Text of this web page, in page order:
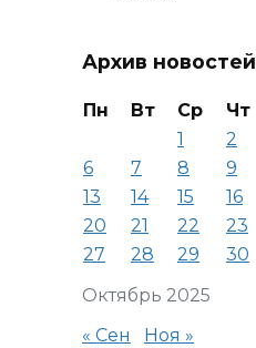
Архив новостей
Октябрь 2025
Пн Вт Ср Чт
1
2
6
7 8 9
13
14 15 16
20
21 22 23
27
28 29 30
« Сен Ноя »